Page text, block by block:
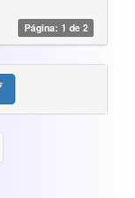
Página: 1 de 2